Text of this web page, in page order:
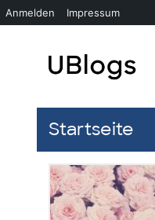
Startseite
Anmelden Impressum